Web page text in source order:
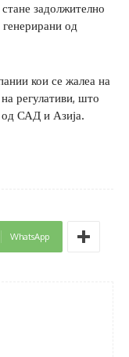
задолжително
од
кои се жалеа на
регулативи, што
од САД и Азија.
WhatsApp